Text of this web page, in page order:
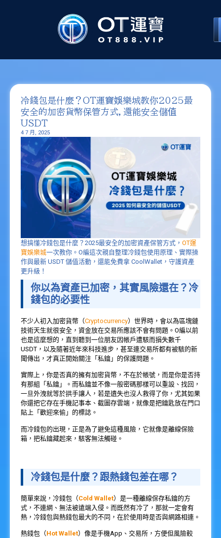
冷錢包是什麼？OT運寶娛樂城教你2025最
安全的加密貨幣保管方式，還能安全儲值
USDT
4 7 月, 2025
想搞懂冷錢包是什麼？2025最安全的加密資產保管方式， OT運
寶娛樂城一次教你。O編這次親自整理冷錢包使用原理、實際操
作與最新 USDT 儲值活動，還能免費拿 CoolWallet，守護資產
更升級！
你以為資產已加密，其實風險還在？冷
錢包的必要性
不少人初入加密貨幣（Cryptocurrency）世界時，會以為區塊鏈
技術天生就很安全，資金放在交易所應該不會有問題。O編以前
也是這麼想的，直到聽到一位朋友因帳戶遭駭而損失數千
USDT，以及隨著近年來科技進步，甚至連交易所都有被駭的新
聞傳出，才真正開始關注「私鑰」的保護問題。
實際上，你是否真的擁有加密貨幣，不在於帳號，而是你是否持
有那組「私鑰」。而私鑰並不像一般密碼那樣可以重設、找回，
一旦外洩就等於拱手讓人，若是遺失也沒人救得了你，尤其如果
你還把它存在手機記事本、截圖存雲端，就像是把鑰匙放在門口
貼上「歡迎來偷」的標誌。
而冷錢包的出現，正是為了避免這種風險，它就像是離線保險
箱，把私鑰藏起來，駭客無法觸碰。
冷錢包是什麼？跟熱錢包差在哪？
簡單來說，冷錢包（Cold Wallet）是一種離線保存私鑰的方
式，不連網、無法被遠端入侵。而既然有冷了，那就一定會有
熱，冷錢包與熱錢包最大的不同，在於使用時是否與網路相連。
熱錢包（Hot Wallet）像是手機App、交易所，方便但風險較